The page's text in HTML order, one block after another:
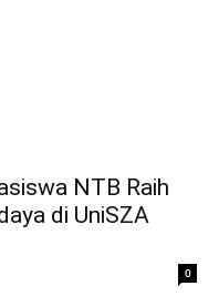
NTB Raih
di UniSZA
0